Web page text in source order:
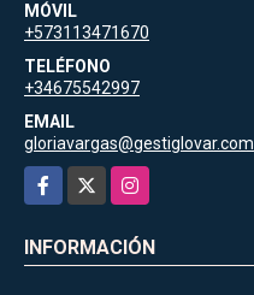
MÓVIL
+573113471670
TELÉFONO
+34675542997
EMAIL
gloriavargas@gestiglovar.com
Facebook
Instagram
INFORMACIÓN